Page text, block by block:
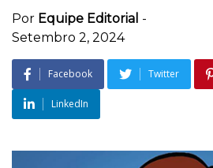
Por Equipe Editorial -
Setembro 2, 2024
Facebook Twitter
LinkedIn